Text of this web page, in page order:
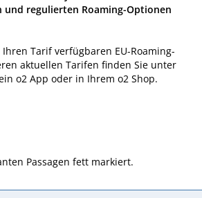
und regulierten Roaming-Optionen
Tarif verfügbaren EU-Roaming-
aktuellen Tarifen finden Sie unter
o2 App oder in Ihrem o2 Shop.
Passagen fett markiert.